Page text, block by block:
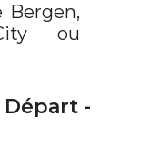
Bergen,
ou
Départ -